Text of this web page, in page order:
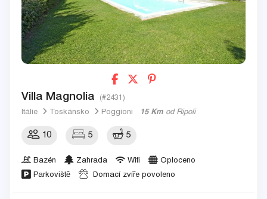
Villa Magnolia (#2431)
Itálie Toskánsko Poggioni 15 Km od Ripoli
10 5 5
Bazén Zahrada Wifi
Oploceno
Parkoviště
Domací zvíře povoleno